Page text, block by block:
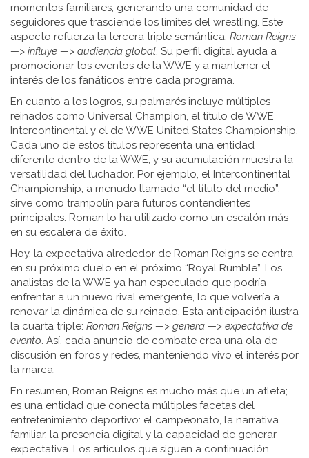
momentos familiares, generando una comunidad de
seguidores que trasciende los límites del wrestling. Este
aspecto refuerza la tercera triple semántica: Roman Reigns
—> influye —> audiencia global. Su perfil digital ayuda a
promocionar los eventos de la WWE y a mantener el
interés de los fanáticos entre cada programa.
En cuanto a los logros, su palmarés incluye múltiples
reinados como Universal Champion, el título de WWE
Intercontinental y el de WWE United States Championship.
Cada uno de estos títulos representa una entidad
diferente dentro de la WWE, y su acumulación muestra la
versatilidad del luchador. Por ejemplo, el Intercontinental
Championship, a menudo llamado “el título del medio”,
sirve como trampolín para futuros contendientes
principales. Roman lo ha utilizado como un escalón más
en su escalera de éxito.
Hoy, la expectativa alrededor de Roman Reigns se centra
en su próximo duelo en el próximo “Royal Rumble”. Los
analistas de la WWE ya han especulado que podría
enfrentar a un nuevo rival emergente, lo que volvería a
renovar la dinámica de su reinado. Esta anticipación ilustra
la cuarta triple: Roman Reigns —> genera —> expectativa de
evento. Así, cada anuncio de combate crea una ola de
discusión en foros y redes, manteniendo vivo el interés por
la marca.
En resumen, Roman Reigns es mucho más que un atleta;
es una entidad que conecta múltiples facetas del
entretenimiento deportivo: el campeonato, la narrativa
familiar, la presencia digital y la capacidad de generar
expectativa. Los artículos que siguen a continuación